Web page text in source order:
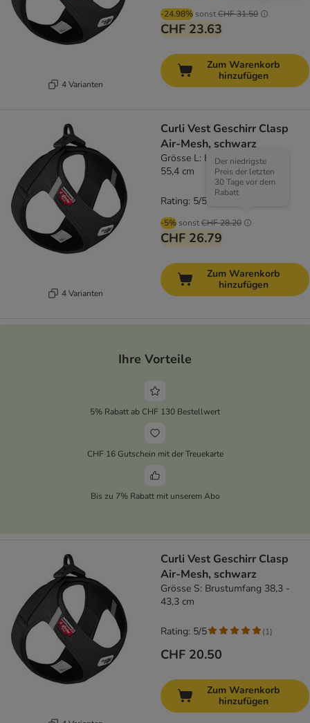
4 Varianten
-24.98% sonstCHF 31.50
CHF 23.63
Zum Warenkorb
hinzufügen
4 Varianten
Curli Vest Geschirr Clasp
Air-Mesh, schwarz
Grösse L: Brustumfang 49,1 -
55,4 cm
-5% sonstCHF 28.20
Der niedrigste
Preis der letzten
30 Tage vor dem
Rabatt
CHF 26.79
Rating: 5/5
Zum Warenkorb
hinzufügen
Ihre Vorteile
5% Rabatt ab CHF 130 Bestellwert
CHF 16 Gutschein mit der Treuekarte
Bis zu 7% Rabatt mit unserem Abo
Curli Vest Geschirr Clasp
Air-Mesh, schwarz
Grösse S: Brustumfang 38,3 -
43,3 cm
CHF 20.50
Rating: 5/5 (1)
Zum Warenkorb
hinzufügen